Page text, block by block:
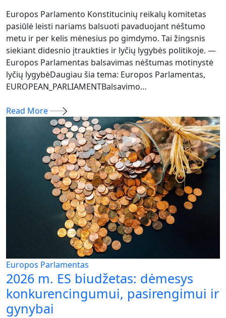
Europos Parlamento Konstitucinių reikalų komitetas
pasiūlė leisti nariams balsuoti pavaduojant nėštumo
metu ir per kelis mėnesius po gimdymo. Tai žingsnis
siekiant didesnio įtraukties ir lyčių lygybės politikoje. —
Europos Parlamentas balsavimas nėštumas motinystė
lyčių lygybėDaugiau šia tema: Europos Parlamentas,
EUROPEAN_PARLIAMENTBalsavimo…
Read More
Europos Parlamentas
2026 m. ES biudžetas: dėmesys
konkurencingumui, pasirengimui ir
gynybai